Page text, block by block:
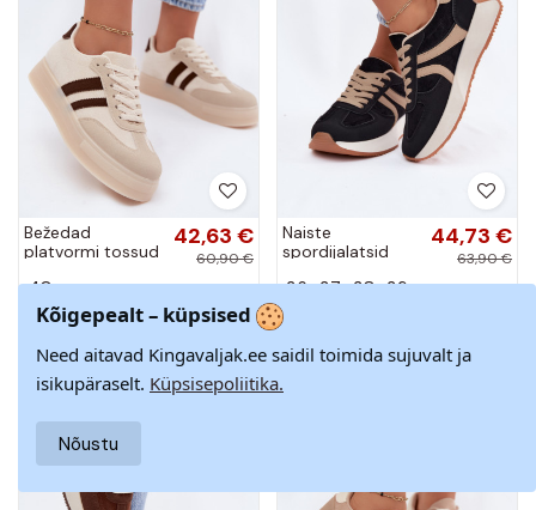
Bežedad
platvormi tossud
42,63 €
60,90 €
40
Naiste
spordijalatsid
musta värvi
Laurelia
44,73 €
63,90 €
36 37 38 39
Kõigepealt – küpsised
Need aitavad Kingavaljak.ee saidil toimida sujuvalt ja
isikupäraselt. Küpsisepoliitika.
Nõustu